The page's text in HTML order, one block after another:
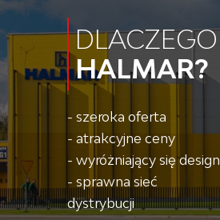
DLACZEGO
HALMAR?
- szeroka oferta
- atrakcyjne ceny
- wyróżniający się design
- sprawna sieć
dystrybucji